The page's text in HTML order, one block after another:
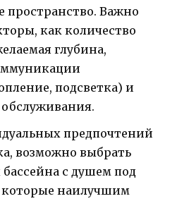
пространство. Важно
как количество
глубина,
подсветка) и
обслуживания.
предпочтений
возможно выбрать
с душем под
которые наилучшим